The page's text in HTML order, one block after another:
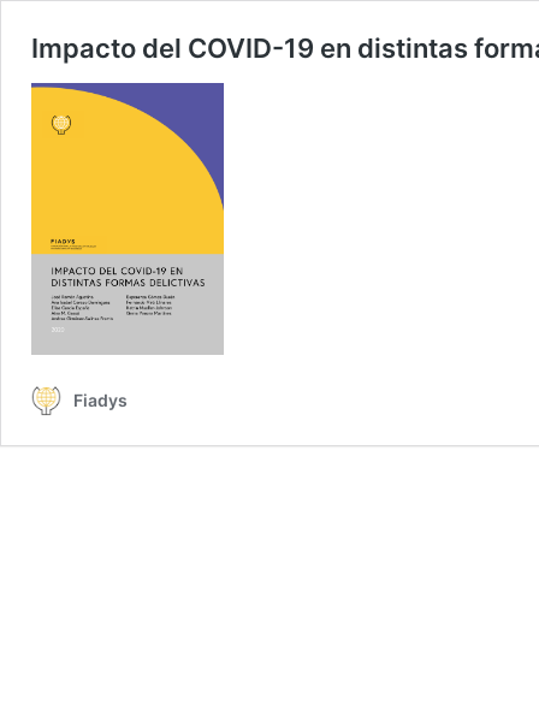
Impacto del COVID-19 en distintas
Fiadys